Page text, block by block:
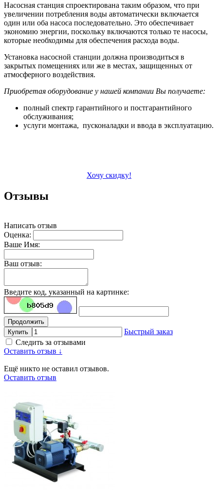
Насосная станция спроектирована таким образом, что при
увеличении потребления воды автоматически включается
один или оба насоса последовательно. Это обеспечивает
экономию энергии, поскольку включаются только те насосы,
которые необходимы для обеспечения расхода воды.
Установка насосной станции должна производиться в
закрытых помещениях или же в местах, защищенных от
атмосферного воздействия.
Приобретая оборудование у нашей компании Вы получаете:
полный спектр гарантийного и постгарантийного
обслуживания;
услуги монтажа, пусконаладки и ввода в эксплуатацию.
Хочу скидку!
Отзывы
Написать отзыв
Оценка:
Ваше Имя:
Ваш отзыв:
Введите код, указанный на картинке:
Продолжить
Купить
Быстрый заказ
Следить за отзывами
Оставить отзыв ↓
Ещё никто не оставил отзывов.
Оставить отзыв